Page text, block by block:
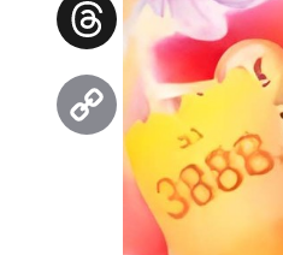
Threads
Copy